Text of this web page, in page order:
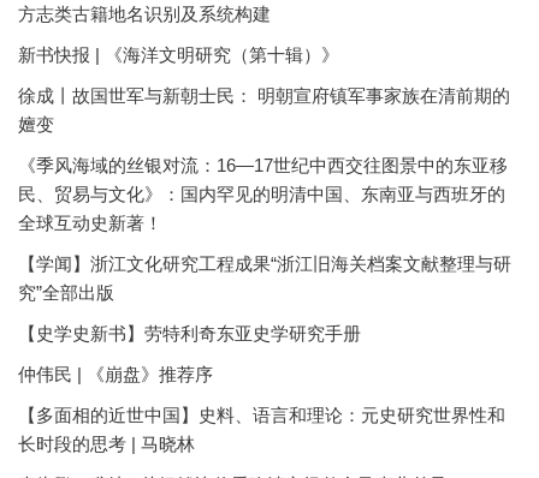
方志类古籍地名识别及系统构建
新书快报 | 《海洋文明研究（第十辑）》
徐成丨故国世军与新朝士民： 明朝宣府镇军事家族在清前期的
嬗变
《季风海域的丝银对流：16—17世纪中西交往图景中的东亚移
民、贸易与文化》：国内罕见的明清中国、东南亚与西班牙的
全球互动史新著！
【学闻】浙江文化研究工程成果“浙江旧海关档案文献整理与研
究”全部出版
【史学史新书】劳特利奇东亚史学研究手册
仲伟民 | 《崩盘》推荐序
【多面相的近世中国】史料、语言和理论：元史研究世界性和
长时段的思考 | 马晓林